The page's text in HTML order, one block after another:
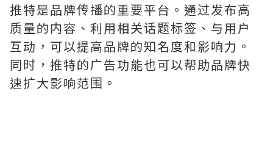
推特是品牌传播的重要平台。通过发布高
质量的内容、利用相关话题标签、与用户
互动，可以提高品牌的知名度和影响力。
同时，推特的广告功能也可以帮助品牌快
速扩大影响范围。